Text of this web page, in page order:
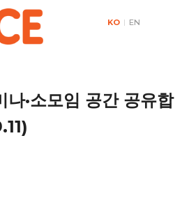
KO | EN
·소모임 공간 공유합